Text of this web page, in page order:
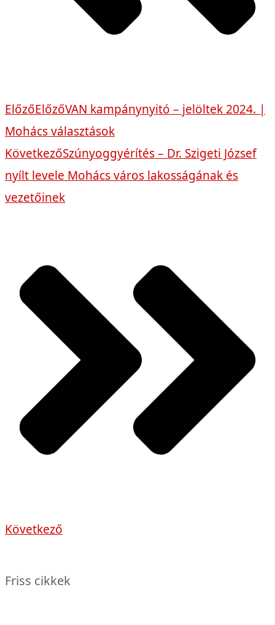
ElőzőElőzőVAN kampánynyitó – jelöltek 2024. |
Mohács választások
KövetkezőSzúnyoggyérítés – Dr. Szigeti József
nyílt levele Mohács város lakosságának és
vezetőinek
Következő
Friss cikkek